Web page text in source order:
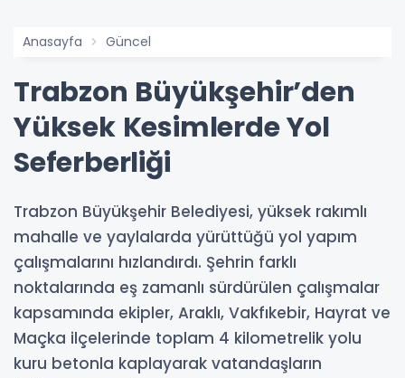
Anasayfa Güncel
Trabzon Büyükşehir’den
Yüksek Kesimlerde Yol
Seferberliği
Trabzon Büyükşehir Belediyesi, yüksek rakımlı
mahalle ve yaylalarda yürüttüğü yol yapım
çalışmalarını hızlandırdı. Şehrin farklı
noktalarında eş zamanlı sürdürülen çalışmalar
kapsamında ekipler, Araklı, Vakfıkebir, Hayrat ve
Maçka ilçelerinde toplam 4 kilometrelik yolu
kuru betonla kaplayarak vatandaşların